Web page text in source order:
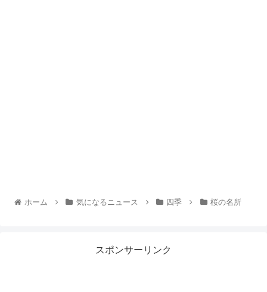
ホーム 気になるニュース 四季 桜の名所
スポンサーリンク